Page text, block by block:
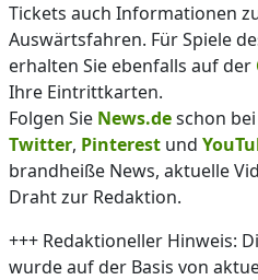
Tickets auch Informationen
Auswärtsfahren. Für Spiele
erhalten Sie ebenfalls auf der
Ihre Eintrittkarten.
Folgen Sie News.deschon bei
Twitter, Pinterest und
brandheiße News, aktuelle
Draht zur Redaktion.
+++ Redaktioneller Hinweis:
wurde auf der Basis von